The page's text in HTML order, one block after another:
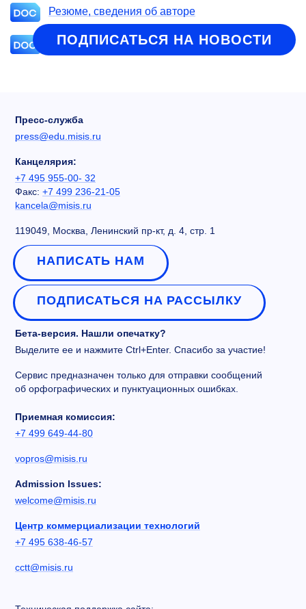
Резюме, сведения об авторе
Требование к тезисам
ПОДПИСАТЬСЯ НА НОВОСТИ
Пресс-служба
press@edu.misis.ru
Канцелярия:
+7 495 955-00- 32
Факс: +7 499 236-21-05
kancela@misis.ru
119049, Москва, Ленинский пр-кт, д. 4, стр. 1
НАПИСАТЬ НАМ
ПОДПИСАТЬСЯ НА РАССЫЛКУ
Бета-версия. Нашли опечатку?
Выделите ее и нажмите Ctrl+Enter. Спасибо за участие!
Сервис предназначен только для отправки сообщений
об орфографических и пунктуационных ошибках.
Приемная комиссия:
+7 499 649-44-80
vopros@misis.ru
Admission Issues:
welcome@misis.ru
Центр коммерциализации технологий
+7 495 638-46-57
cctt@misis.ru